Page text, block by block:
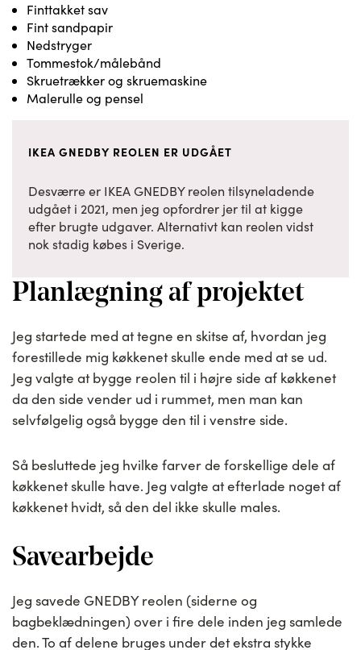
Finttakket sav
Fint sandpapir
Nedstryger
Tommestok/målebånd
Skruetrækker og skruemaskine
Malerulle og pensel
IKEA GNEDBY REOLEN ER UDGÅET
Desværre er IKEA GNEDBY reolen tilsyneladende
udgået i 2021, men jeg opfordrer jer til at kigge
efter brugte udgaver. Alternativt kan reolen vidst
nok stadig købes i Sverige.
Planlægning af projektet
Jeg startede med at tegne en skitse af, hvordan jeg
forestillede mig køkkenet skulle ende med at se ud.
Jeg valgte at bygge reolen til i højre side af køkkenet
da den side vender ud i rummet, men man kan
selvfølgelig også bygge den til i venstre side.
Så besluttede jeg hvilke farver de forskellige dele af
køkkenet skulle have. Jeg valgte at efterlade noget af
køkkenet hvidt, så den del ikke skulle males.
Savearbejde
Jeg savede GNEDBY reolen (siderne og
bagbeklædningen) over i fire dele inden jeg samlede
den. To af delene bruges under det ekstra stykke